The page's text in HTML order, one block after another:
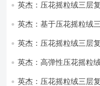
英杰：压花摇粒绒三层
英杰：基于压花摇粒绒
英杰：压花摇粒绒三层
英杰：高弹性压花摇粒
英杰：压花摇粒绒三层